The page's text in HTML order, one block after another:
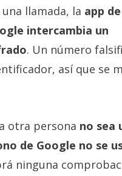
llamada, la app de
intercambia un
. Un número
así que se
otra persona no sea
de Google no se
ninguna